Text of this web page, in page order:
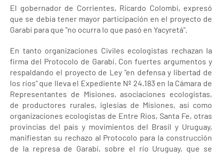
El gobernador de Corrientes, Ricardo Colombi, expresó
que se debía tener mayor participación en el proyecto de
Garabí para que "no ocurra lo que pasó en Yacyretá".
En tanto organizaciones Civiles ecologistas rechazan la
firma del Protocolo de Garabí. Con fuertes argumentos y
respaldando el proyecto de Ley "en defensa y libertad de
los ríos" que lleva el Expediente Nº 24.183 en la Cámara de
Representantes de Misiones, asociaciones ecologistas,
de productores rurales, iglesias de Misiones, así como
organizaciones ecologistas de Entre Ríos, Santa Fe, otras
provincias del país y movimientos del Brasil y Uruguay,
manifiestan su rechazo al Protocolo para la construcción
de la represa de Garabí, sobre el río Uruguay, que se